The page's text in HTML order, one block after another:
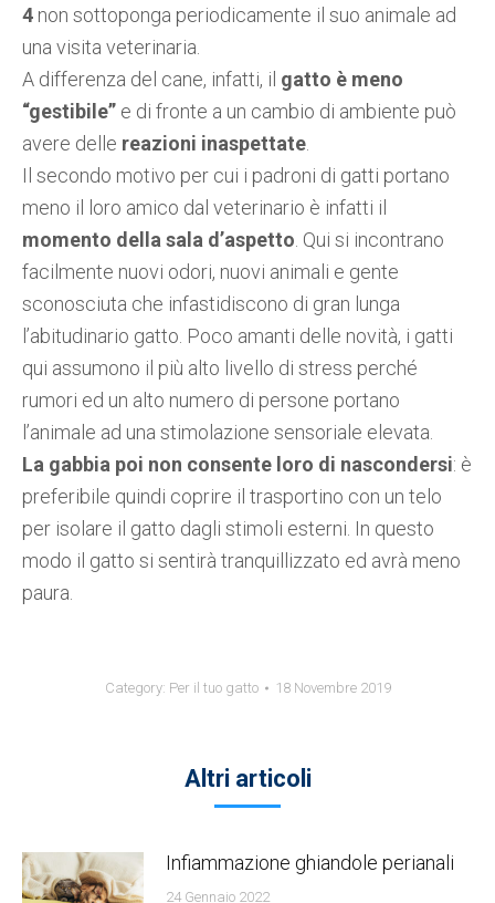
4 non sottoponga periodicamente il suo animale ad
una visita veterinaria.
A differenza del cane, infatti, il gatto è meno
“gestibile” e di fronte a un cambio di ambiente può
avere delle reazioni inaspettate
Il secondo motivo per cui i padroni di gatti portano
meno il loro amico dal veterinario è infatti il
momento della sala d’aspetto . Qui si incontrano
facilmente nuovi odori, nuovi animali e gente
sconosciuta che infastidiscono di gran lunga
l’abitudinario gatto. Poco amanti delle novità, i gatti
qui assumono il più alto livello di stress perché
rumori ed un alto numero di persone portano
l’animale ad una stimolazione sensoriale elevata.
La gabbia poi non consente loro di nascondersi: è
preferibile quindi coprire il trasportino con un telo
per isolare il gatto dagli stimoli esterni. In questo
modo il gatto si sentirà tranquillizzato ed avrà meno
paura.
Category: Per il tuo gatto 18 Novembre 2019
Altri articoli
Infiammazione ghiandole perianali
24 Gennaio 2022